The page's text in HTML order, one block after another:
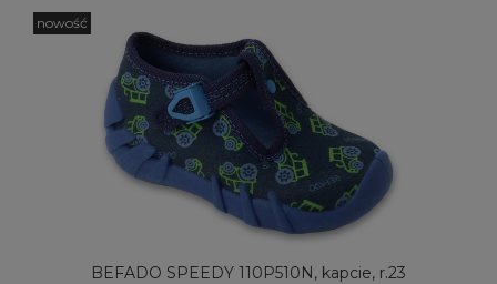
BEFADO SPEEDY 110P510N, kapcie, r.23
nowość